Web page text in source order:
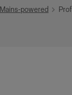
Mains-powered